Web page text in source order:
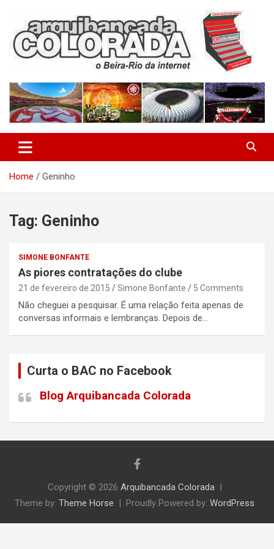
content
Arquibancada Colorada
Home Geninho
Tag: Geninho
SIMONE BONFANTE
As piores contratações do clube
21 de fevereiro de 2015 Simone Bonfante 5 Comments
Não cheguei a pesquisar. É uma relação feita apenas de
conversas informais e lembranças. Depois de…
Curta o BAC no Facebook
Blog Arquibancada Colorada
Copyright © 2026 Arquibancada Colorada
Theme by: Theme Horse Proudly Powered by: WordPress